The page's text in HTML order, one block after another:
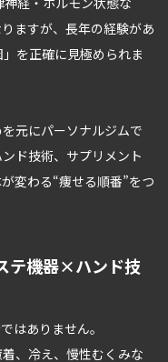
ますが、長年の経験があ
を正確に見極められま
元にパーソナルジムで
ド技術、サプリメント
変わる“痩せる順番”をつ
テ機器×ハンド技
はありません。
、冷え、慢性むくみな